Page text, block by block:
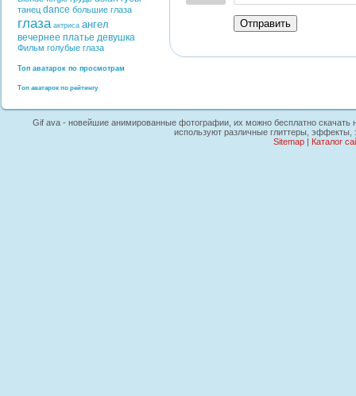
танец dance большие глаза
глаза актриса ангел
вечернее платье девушка
Фильм голубые глаза
Топ аватарок по просмотрам
Топ аватарок по рейтингу
Отправить
Gif ava - новейшие анимированные фотографии, их можно бесплатно скачать
используют различные глиттеры,
Sitemap| Каталог